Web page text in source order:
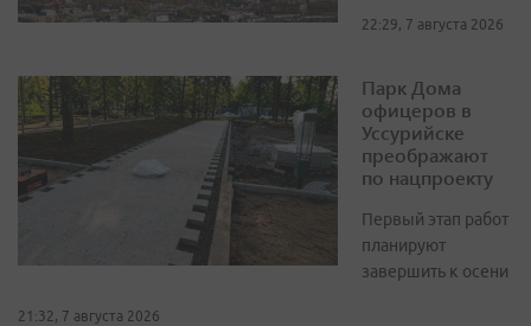
22:29, 7 августа 2026
Парк Дома
офицеров в
Уссурийске
преображают
по нацпроекту
Первый этап работ
планируют
завершить к осени
21:32, 7 августа 2026